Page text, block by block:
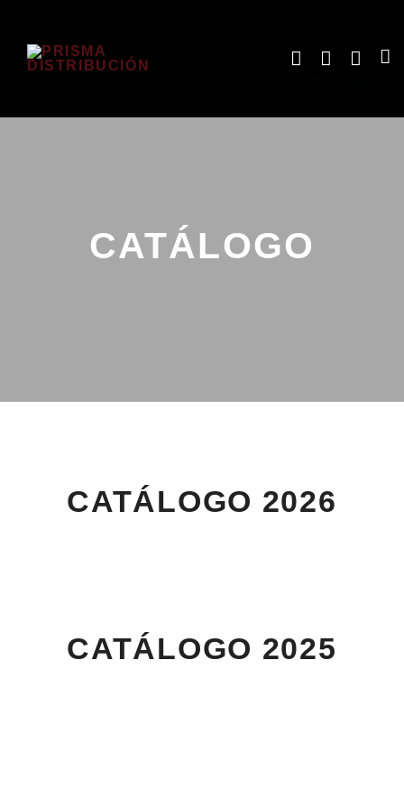
CATÁLOGO
CATÁLOGO 2026
CATÁLOGO 2025